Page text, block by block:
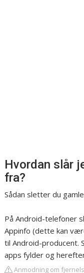
Hvordan slår
fra?
Sådan sletter du
På Android-telefoner
Appinfo (dette kan
til Android-producent.
apps fylder og
Anmodning om